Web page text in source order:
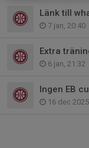
Länk till
7 jan, 20:40
6 jan, 21:32
Ingen EB
16 dec 2025